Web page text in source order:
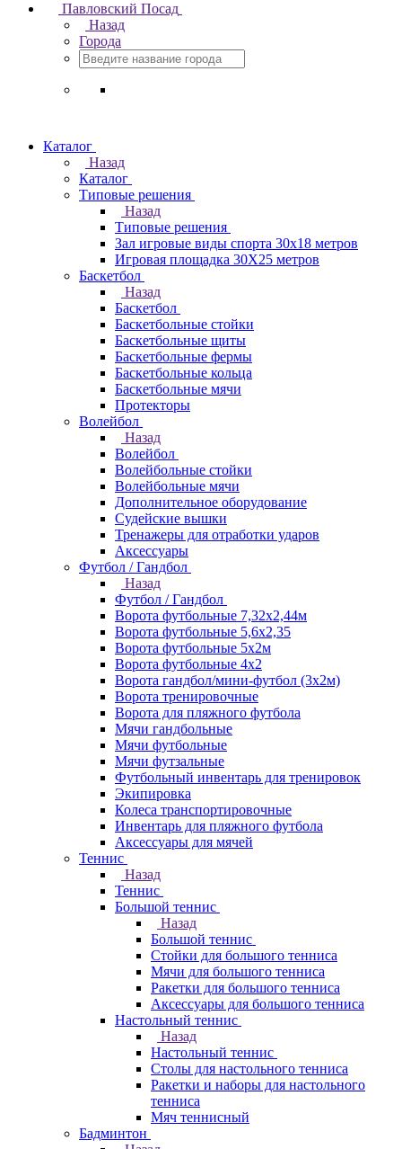
Павловский Посад
Назад
Города
Каталог
Назад
Каталог
Типовые решения
Назад
Типовые решения
Зал игровые виды спорта 30x18 метров
Игровая площадка 30Х25 метров
Баскетбол
Назад
Баскетбол
Баскетбольные стойки
Баскетбольные щиты
Баскетбольные фермы
Баскетбольные кольца
Баскетбольные мячи
Протекторы
Волейбол
Назад
Волейбол
Волейбольные стойки
Волейбольные мячи
Дополнительное оборудование
Судейские вышки
Тренажеры для отработки ударов
Аксессуары
Футбол / Гандбол
Назад
Футбол / Гандбол
Ворота футбольные 7,32х2,44м
Ворота футбольные 5,6х2,35
Ворота футбольные 5х2м
Ворота футбольные 4х2
Ворота гандбол/мини-футбол (3х2м)
Ворота тренировочные
Ворота для пляжного футбола
Мячи гандбольные
Мячи футбольные
Мячи футзальные
Футбольный инвентарь для тренировок
Экипировка
Колеса транспортировочные
Инвентарь для пляжного футбола
Аксессуары для мячей
Теннис
Назад
Теннис
Большой теннис
Назад
Большой теннис
Стойки для большого тенниса
Мячи для большого тенниса
Ракетки для большого тенниса
Аксессуары для большого тенниса
Настольный теннис
Назад
Настольный теннис
Столы для настольного тенниса
Ракетки и наборы для настольного
тенниса
Мяч теннисный
Бадминтон